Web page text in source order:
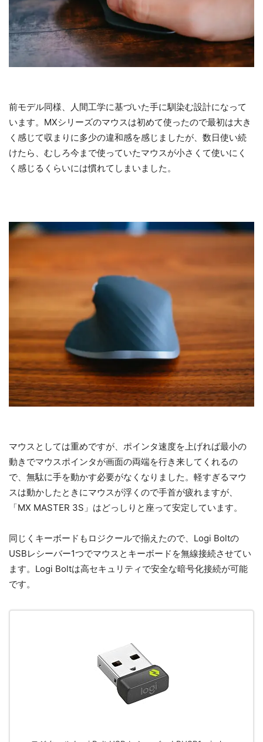
前モデル同様、人間工学に基づいた手に馴染む設計になって
います。MXシリーズのマウスは初めて使ったので最初は大き
く感じて収まりに多少の違和感を感じましたが、数日使い続
けたら、むしろ今まで使っていたマウスが小さくて使いにく
く感じるくらいには慣れてしまいました。
マウスとしては重めですが、ポインタ速度を上げれば最小の
動きでマウスポインタが画面の両端を行き来してくれるの
で、無駄に手を動かす必要がなくなりました。軽すぎるマウ
スは動かしたときにマウスが浮くので手首が疲れますが、
「MX MASTER 3S」はどっしりと座って安定しています。
同じくキーボードもロジクールで揃えたので、Logi Boltの
USBレシーバー1つでマウスとキーボードを無線接続させてい
ます。Logi Boltは高セキュリティで安全な暗号化接続が可能
です。